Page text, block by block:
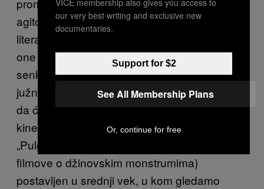
promenio ime Odseka za propagandno
agitovanje u elegantniji Odsek za umetnost i
literaturu. Iluzije su ga fascinirale, posebno
one koje su treperile na platnu u igri svetlosti i
senke. Kao veliki ljubitelj filma, Kim II je oteo
južnokorejskog režisera (i bivšu ženu) u nadi
da će podići kvalitet severnokorejske
kinematografije. Tako smo dobili ozloglašeni
„Pulgasari“, kaiđu film (japanski termin za
filmove o džinovskim monstrumima)
postavljen u srednji vek, u kom gledamo
our very best writing and exclusive new
documentaries.
Support for $2
See All Membership Plans
Or, continue for free